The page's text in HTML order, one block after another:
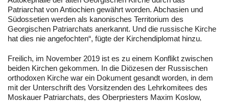
Patriarchat von Antiochien gewährt worden. Abchasien und
Südossetien werden als kanonisches Territorium des
Georgischen Patriarchats anerkannt. Und die russische Kirche
hat dies nie angefochten“, fügte der Kirchendiplomat hinzu.
Freilich, im November 2019 ist es zu einem Konflikt zwischen
beiden Kirchen gekommen. In die Diözesen der Russischen
orthodoxen Kirche war ein Dokument gesandt worden, in dem
mit der Unterschrift des Vorsitzenden des Lehrkomitees des
Moskauer Patriarchats, des Oberpriesters Maxim Koslow,